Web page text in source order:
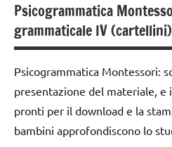
PER ETA'
TUTTI GLI
ARTICOLI
LINGUAGGIO
MONTESSORI
materiale
nomenclature
Montessori
Montessori
dai
anni
DOWNLOAD
grammatica
analisi
grammaticale
Montessori
classe
1a
classe
2a
Psicogrammatica
grammaticale IV (cartellini)
Psicogrammatica Montessori:
presentazione del materiale,
pronti per il download e la
bambini approfondiscono lo